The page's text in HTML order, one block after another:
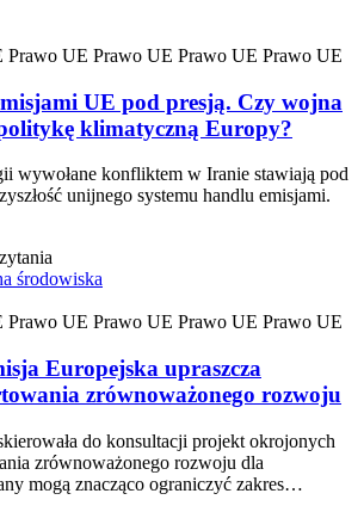
Prawo UE Prawo UE Prawo UE Prawo UE
UE pod presją. Czy wojna
klimatyczną Europy?
wywołane konfliktem w Iranie stawiają pod
unijnego systemu handlu emisjami.
środowiska
Prawo UE Prawo UE Prawo UE Prawo UE
Europejska upraszcza
zrównoważonego rozwoju
do konsultacji projekt okrojonych
zrównoważonego rozwoju dla
mogą znacząco ograniczyć zakres…